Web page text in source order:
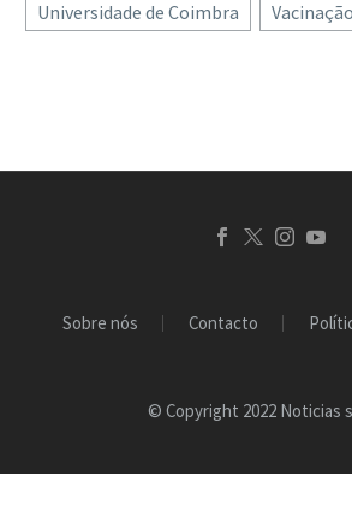
sono têm impacto,
Universidade de Coimbra
Vacinação
Sobre nós Contacto
© Copyright 2022 Noticias